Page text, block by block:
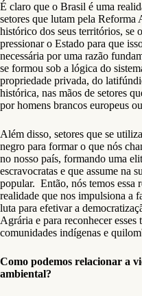
É claro que o Brasil é uma
setores que lutam pela
histórico dos seus territórios, se
pressionar o Estado para que
necessária por uma razão
se formou sob a lógica do
propriedade privada, do
histórica, nas mãos de setores
por homens brancos europeus
Além disso, setores que se
negro para formar o que nós
no nosso país, formando uma
escravocratas e que assume na
popular. Então, nós temos essa
realidade que nos impulsiona a
luta para efetivar a
Agrária e para reconhecer
comunidades indígenas e
Como podemos relacionar a
ambiental?